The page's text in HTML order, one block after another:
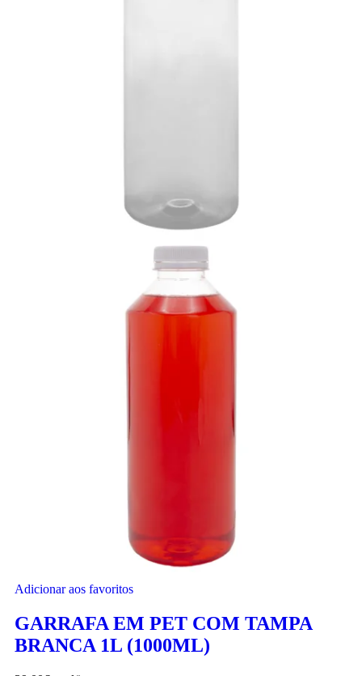
Adicionar aos favoritos
GARRAFA EM PET COM TAMPA
BRANCA 1L (1000ML)